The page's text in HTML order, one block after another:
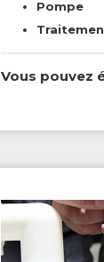
Pompe
Vous pouvez